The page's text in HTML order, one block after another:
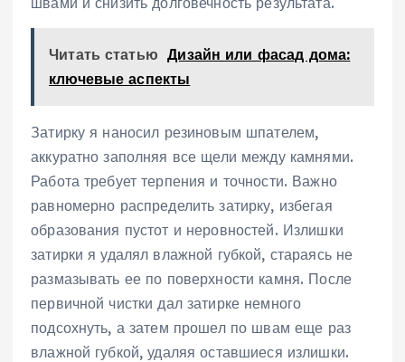
Читать статью Дизайн или фасад дома:
ключевые аспекты
Затирку я наносил резиновым шпателем,
аккуратно заполняя все щели между камнями.
Работа требует терпения и точности. Важно
равномерно распределить затирку, избегая
образования пустот и неровностей. Излишки
затирки я удалял влажной губкой, стараясь не
размазывать ее по поверхности камня. После
первичной чистки дал затирке немного
подсохнуть, а затем прошел по швам еще раз
влажной губкой, удаляя оставшиеся излишки.